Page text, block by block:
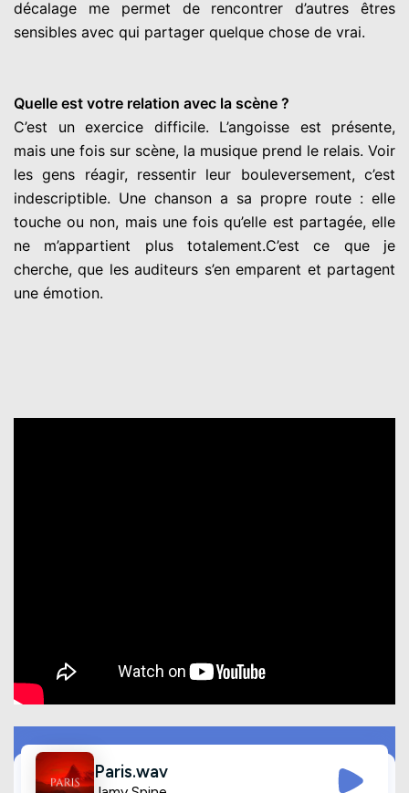
décalage me permet de rencontrer d’autres êtres
sensibles avec qui partager quelque chose de vrai.
Quelle est votre relation avec la scène ?
C’est un exercice difficile. L’angoisse est présente,
mais une fois sur scène, la musique prend le relais. Voir
les gens réagir, ressentir leur bouleversement, c’est
indescriptible. Une chanson a sa propre route : elle
touche ou non, mais une fois qu’elle est partagée, elle
ne m’appartient plus totalement.C’est ce que je
cherche, que les auditeurs s’en emparent et partagent
une émotion.